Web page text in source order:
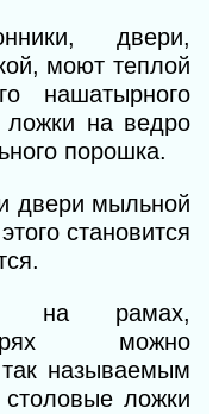
двери,
моют теплой
нашатырного
на ведро
порошка.
двери мыльной
становится
на рамах,
можно
называемым
ложки